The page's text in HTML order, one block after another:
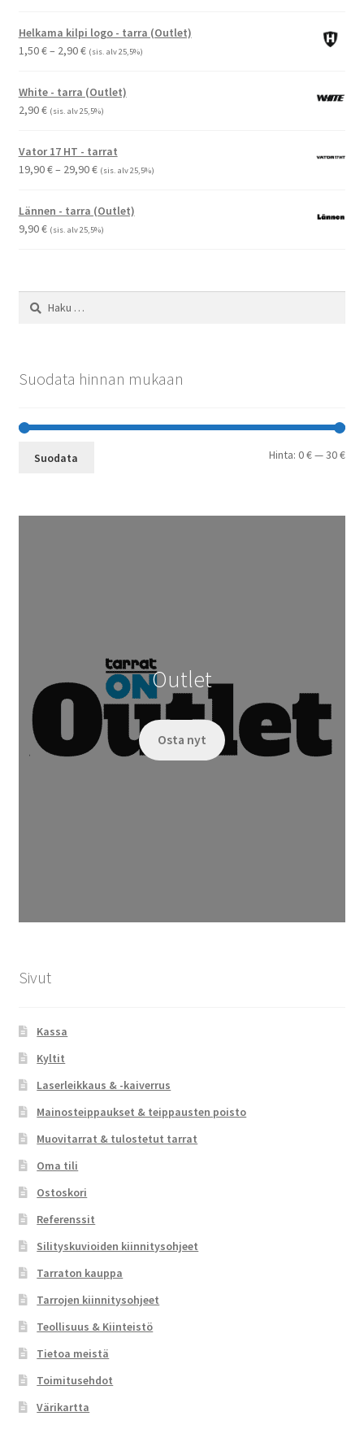
Helkama kilpi logo - tarra (Outlet)
1,50€– 2,90€Hintaluokka:
-
2,90 €
(sis. alv 25,5%)
White - tarra (Outlet)
2,90€ (sis. alv 25,5%)
Vator 17 HT - tarrat
19,90€– 29,90€Hintaluokka:
-
29,90 €
(sis. alv 25,5%)
Lännen - tarra (Outlet)
9,90€ (sis. alv 25,5%)
Haku:
Suodata hinnan mukaan
Suodata Hinta:0 €—30 €
Outlet
Osta nyt
Sivut
Kassa
Kyltit
Laserleikkaus & -kaiverrus
Mainosteippaukset & teippausten poisto
Muovitarrat & tulostetut tarrat
Oma tili
Ostoskori
Referenssit
Silityskuvioiden kiinnitysohjeet
Tarraton kauppa
Tarrojen kiinnitysohjeet
Teollisuus & Kiinteistö
Tietoa meistä
Toimitusehdot
Värikartta